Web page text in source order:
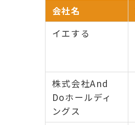
会社名
イエする
株式会社And
Doホールディ
ングス